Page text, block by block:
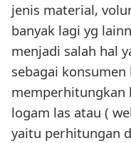
jenis material,
banyak lagi yg
menjadi salah hal
sebagai
memperhitungkan
logam las atau (
yaitu perhitungan